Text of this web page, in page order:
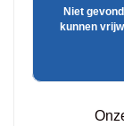
Niet
kunnen